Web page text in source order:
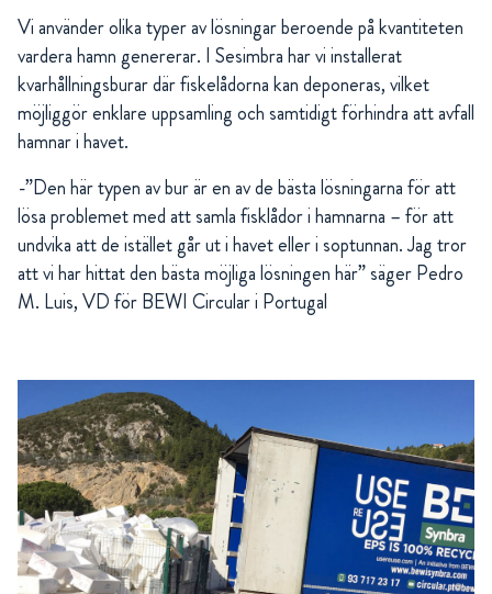
Vi använder olika typer av lösningar beroende på kvantiteten
vardera hamn genererar. I Sesimbra har vi installerat
kvarhållningsburar där fiskelådorna kan deponeras, vilket
möjliggör enklare uppsamling och samtidigt förhindra att avfall
hamnar i havet.
-”Den här typen av bur är en av de bästa lösningarna för att
lösa problemet med att samla fisklådor i hamnarna – för att
undvika att de istället går ut i havet eller i soptunnan. Jag tror
att vi har hittat den bästa möjliga lösningen här” säger Pedro
M. Luis, VD för BEWI Circular i Portugal